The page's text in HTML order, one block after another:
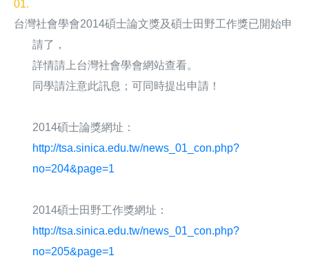
台灣社會學會2014碩士論文獎及碩士田野工作獎已開始申
請了，
詳情請上台灣社會學會網站查看。
同學請注意此訊息；可同時提出申請！
2014碩士論獎網址：
http://tsa.sinica.edu.tw/news_01_con.php?
no=204&page=1
2014碩士田野工作獎網址：
http://tsa.sinica.edu.tw/news_01_con.php?
no=205&page=1